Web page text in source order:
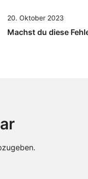
20. Oktober 2023
Machst du diese